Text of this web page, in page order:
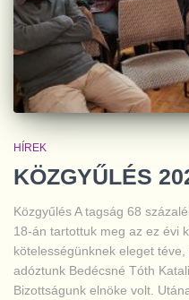
HÍREK
KÖZGYŰLÉS
Közgyűlés A tagság 68
18-án tartottuk meg az ez évi
kötelességünknek eleget
adóztunk Bedécsné Tóth
Bizottságunk elnöke volt.